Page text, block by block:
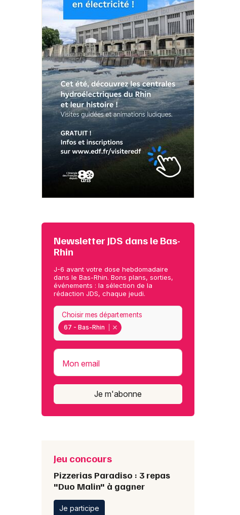
Newsletter JDS dans le Bas-
Rhin
J-6 avant votre dose hebdomadaire
dans le Bas-Rhin. Bons plans, sorties,
événements : la sélection de la
rédaction JDS, chaque jeudi.
67 - Bas-Rhin
Choisir mes départements
Mon email
Je m'abonne
Jeu concours
Pizzerias Paradiso : 3 repas
"Duo Malin" à gagner
Je participe